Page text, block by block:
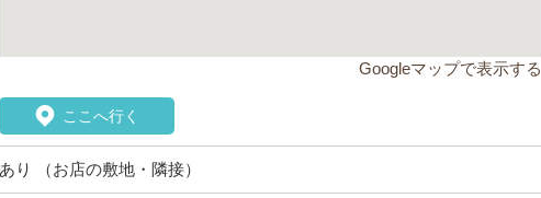
Googleマップで表示する
ここへ行く
あり （お店の敷地・隣接）